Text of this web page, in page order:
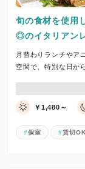
旬の食材を使用
◎のイタリアン
月替わりランチやア
空間で、特別な日か
￥1,480～
個室 貸切OK